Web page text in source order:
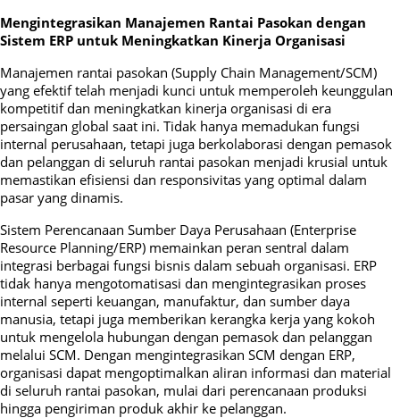
Mengintegrasikan Manajemen Rantai Pasokan dengan
Sistem ERP untuk Meningkatkan Kinerja Organisasi
Manajemen rantai pasokan (Supply Chain Management/SCM)
yang efektif telah menjadi kunci untuk memperoleh keunggulan
kompetitif dan meningkatkan kinerja organisasi di era
persaingan global saat ini. Tidak hanya memadukan fungsi
internal perusahaan, tetapi juga berkolaborasi dengan pemasok
dan pelanggan di seluruh rantai pasokan menjadi krusial untuk
memastikan efisiensi dan responsivitas yang optimal dalam
pasar yang dinamis.
Sistem Perencanaan Sumber Daya Perusahaan (Enterprise
Resource Planning/ERP) memainkan peran sentral dalam
integrasi berbagai fungsi bisnis dalam sebuah organisasi. ERP
tidak hanya mengotomatisasi dan mengintegrasikan proses
internal seperti keuangan, manufaktur, dan sumber daya
manusia, tetapi juga memberikan kerangka kerja yang kokoh
untuk mengelola hubungan dengan pemasok dan pelanggan
melalui SCM. Dengan mengintegrasikan SCM dengan ERP,
organisasi dapat mengoptimalkan aliran informasi dan material
di seluruh rantai pasokan, mulai dari perencanaan produksi
hingga pengiriman produk akhir ke pelanggan.